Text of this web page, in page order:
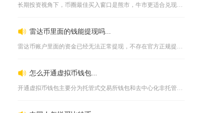
长期投资视角下，币圈最佳买入窗口是熊市，牛市更适合兑现利润而...
雷达币里面的钱能提现吗...
雷达币账户里面的资金已经无法正常提现，不存在官方正规提现渠道...
怎么开通虚拟币钱包...
开通虚拟币钱包主要分为托管式交易所钱包和去中心化非托管钱包两...